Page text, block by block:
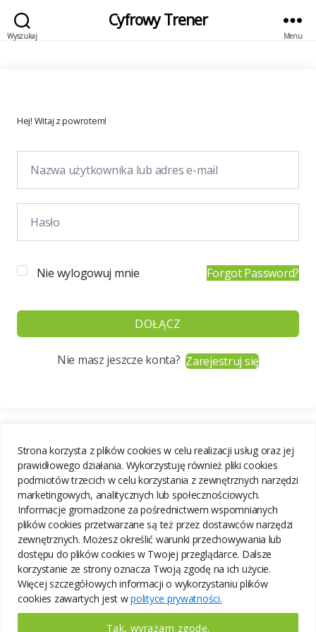
Strona korzysta z plików cookies w celu realizacji usług oraz jej
prawidłowego działania. Wykorzystuję również pliki cookies
podmiotów trzecich w celu korzystania z zewnętrznych narzędzi
marketingowych, analitycznych lub społecznościowych.
Informacje gromadzone za pośrednictwem wspomnianych
plików cookies przetwarzane są też przez dostawców narzędzi
zewnętrznych. Możesz określić warunki przechowywania lub
dostępu do plików cookies w Twojej przeglądarce. Dalsze
korzystanie ze strony oznacza Twoją zgodę na ich użycie.
Więcej szczegółowych informacji o wykorzystaniu plików
cookies zawartych jest wpolityce prywatności.
Tak, wyrażam zgodę.
Wyszukaj
Cyfrowy Trener
Menu
Hej! Witaj z powrotem!
Nie wylogowuj mnie Forgot Password?
DOŁĄCZ
Nie masz jeszcze konta?Zarejestruj się